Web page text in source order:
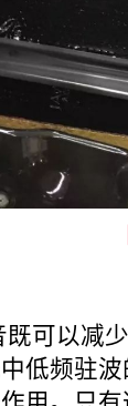
既可以减
低频驻